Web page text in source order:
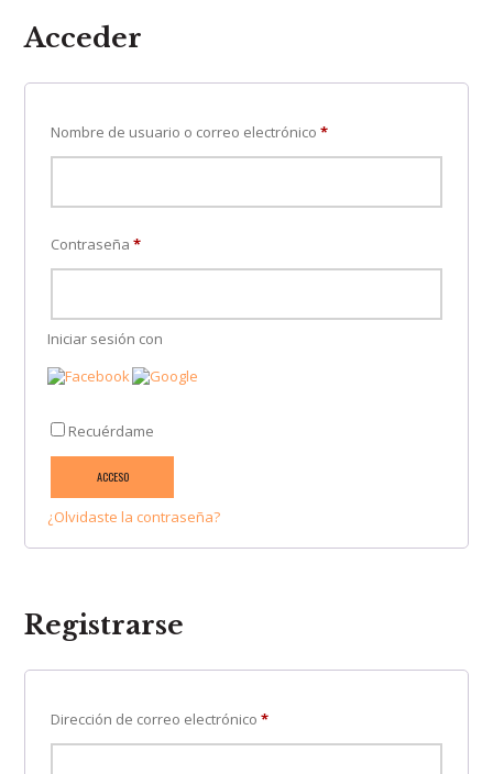
Acceder
Nombre de usuario o correo electrónico*
Contraseña*
Iniciar sesión con
Recuérdame
ACCESO
¿Olvidaste la contraseña?
Registrarse
Dirección de correo electrónico*